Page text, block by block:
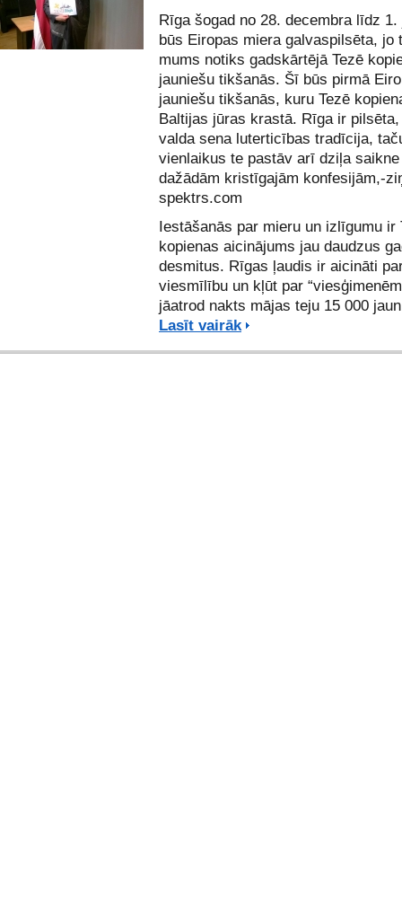
Rīga šogad no 28. decembra līdz
būs Eiropas miera galvaspilsēta, jo
mums notiks gadskārtējā Tezē
jauniešu tikšanās. Šī būs pirmā
jauniešu tikšanās, kuru Tezē
Baltijas jūras krastā. Rīga ir
valda sena luterticības tradīcija,
vienlaikus te pastāv arī dziļa
dažādām kristīgajām konfesijām,-
spektrs.com
Iestāšanās par mieru un izlīgumu ir
kopienas aicinājums jau daudzus
desmitus. Rīgas ļaudis ir aicināti
viesmīlību un kļūt par
jāatrod nakts mājas teju 15 000
Lasīt vairāk